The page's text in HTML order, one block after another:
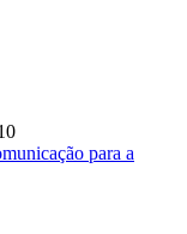
para a